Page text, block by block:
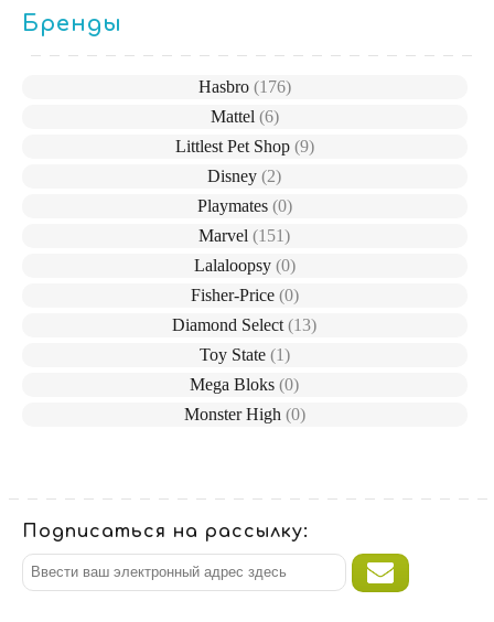
Бренды
Hasbro (176)
Mattel (6)
Littlest Pet Shop (9)
Disney(2)
Playmates (0)
Marvel(151)
Lalaloopsy (0)
Fisher-Price (0)
Diamond Select(13)
Toy State (1)
Mega Bloks(0)
Monster High (0)
Подписаться на рассылку: